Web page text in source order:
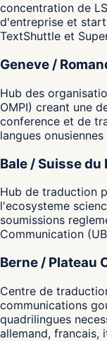
concentration de
d'entreprise et
TextShuttle et
Geneve /
Hub des
OMPI) creant une
conference et de
langues onusiennes
Bale / Suisse
Hub de traduction
l'ecosysteme
soumissions
Communication
Berne / Plateau
Centre de
communications
quadrilingues
allemand, francais,